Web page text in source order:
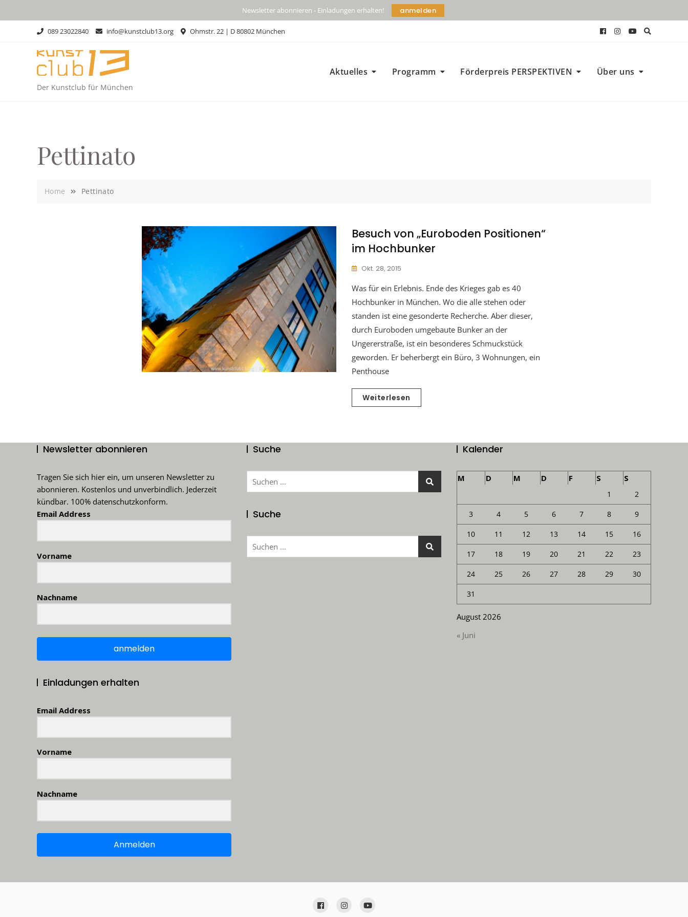
Newsletter abonnieren - Einladungen erhalten! anmelden
089 23022840 info@kunstclub13.org Ohmstr. 22 | D 80802 München
Der Kunstclub für München
Aktuelles Programm Förderpreis PERSPEKTIVEN Über uns
Pettinato
Home Pettinato
Besuch von „Euroboden Positionen“
im Hochbunker
Okt. 28, 2015
Was für ein Erlebnis. Ende des Krieges gab es 40
Hochbunker in München. Wo die alle stehen oder
standen ist eine gesonderte Recherche. Aber dieser,
durch Euroboden umgebaute Bunker an der
Ungererstraße, ist ein besonderes Schmuckstück
geworden. Er beherbergt ein Büro, 3 Wohnungen, ein
Penthouse
Weiterlesen
Newsletter abonnieren
Tragen Sie sich hier ein, um unseren Newsletter zu
abonnieren. Kostenlos und unverbindlich. Jederzeit
kündbar. 100% datenschutzkonform.
Email Address
Vorname
Nachname
anmelden
Einladungen erhalten
Email Address
Vorname
Nachname
Anmelden
Suche
Suchen
Suche
Suchen
Kalender
August 2026
M D M D F S S
1 2
3 4 5 6 7 8 9
10 11 12 13 14 15 16
17 18 19 20 21 22 23
24 25 26 27 28 29 30
31
« Juni